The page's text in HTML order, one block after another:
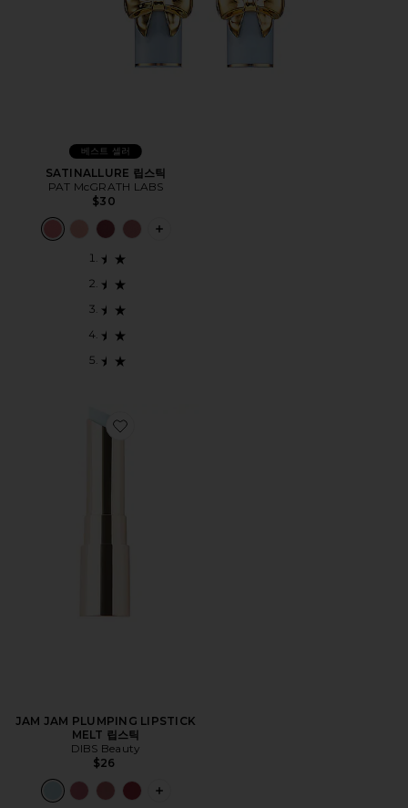
베스트 셀러
SATINALLURE 립스틱
PAT McGRATH LABS
$30
PLUS ICON TO SEE MORE OPTIONS
Favorite JAM JAM PLUMPING LIPSTICK MELT 립스틱
JAM JAM PLUMPING LIPSTICK
MELT 립스틱
DIBS Beauty
$26
PLUS ICON TO SEE MORE OPTIONS